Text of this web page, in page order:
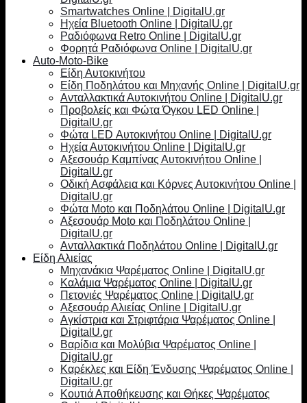
Smartwatches Online | DigitalU.gr
Ηχεία Bluetooth Online | DigitalU.gr
Ραδιόφωνα Retro Online | DigitalU.gr
Φορητά Ραδιόφωνα Online | DigitalU.gr
Auto-Moto-Bike
Είδη Αυτοκινήτου
Είδη Ποδηλάτου και Μηχανής Online | DigitalU.gr
Ανταλλακτικά Αυτοκινήτου Online | DigitalU.gr
Προβολείς και Φώτα Όγκου LED Online |
DigitalU.gr
Φώτα LED Αυτοκινήτου Online | DigitalU.gr
Ηχεία Αυτοκινήτου Online | DigitalU.gr
Αξεσουάρ Καμπίνας Αυτοκινήτου Online |
DigitalU.gr
Οδική Ασφάλεια και Κόρνες Αυτοκινήτου Online |
DigitalU.gr
Φώτα Moto και Ποδηλάτου Online | DigitalU.gr
Αξεσουάρ Moto και Ποδηλάτου Online |
DigitalU.gr
Ανταλλακτικά Ποδηλάτου Online | DigitalU.gr
Είδη Αλιείας
Μηχανάκια Ψαρέματος Online | DigitalU.gr
Καλάμια Ψαρέματος Online | DigitalU.gr
Πετονιές Ψαρέματος Online | DigitalU.gr
Αξεσουάρ Αλιείας Online | DigitalU.gr
Αγκίστρια και Στριφτάρια Ψαρέματος Online |
DigitalU.gr
Βαρίδια και Μολύβια Ψαρέματος Online |
DigitalU.gr
Καρέκλες και Είδη Ένδυσης Ψαρέματος Online |
DigitalU.gr
Κουτιά Αποθήκευσης και Θήκες Ψαρέματος